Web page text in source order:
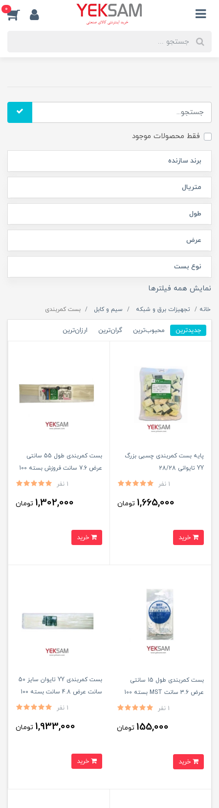
0
فقط محصولات موجود
برند سازنده
متریال
طول
عرض
نوع بست
نمایش همه فیلترها
خانه تجهیزات برق و شبکه سیم و کابل بست کمربندی
جدیدترین محبوب‌ترین گران‌ترین ارزان‌ترین
پایه بست کمربندی چسبی بزرگ
YY تایوانی 28/28
1 نفر
1,665,000 تومان
بست کمربندی طول 55 سانتی
عرض 7.6 سانت فروزش بسته 100
1 نفر
1,302,000 تومان
بست کمربندی طول 15 سانتی
عرض 3.6 سانت MST بسته 100
1 نفر
155,000 تومان
بست کمربندی YY تایوان سایز 50
سانت عرض 4.8 سانت بسته 100
1 نفر
1,933,000 تومان